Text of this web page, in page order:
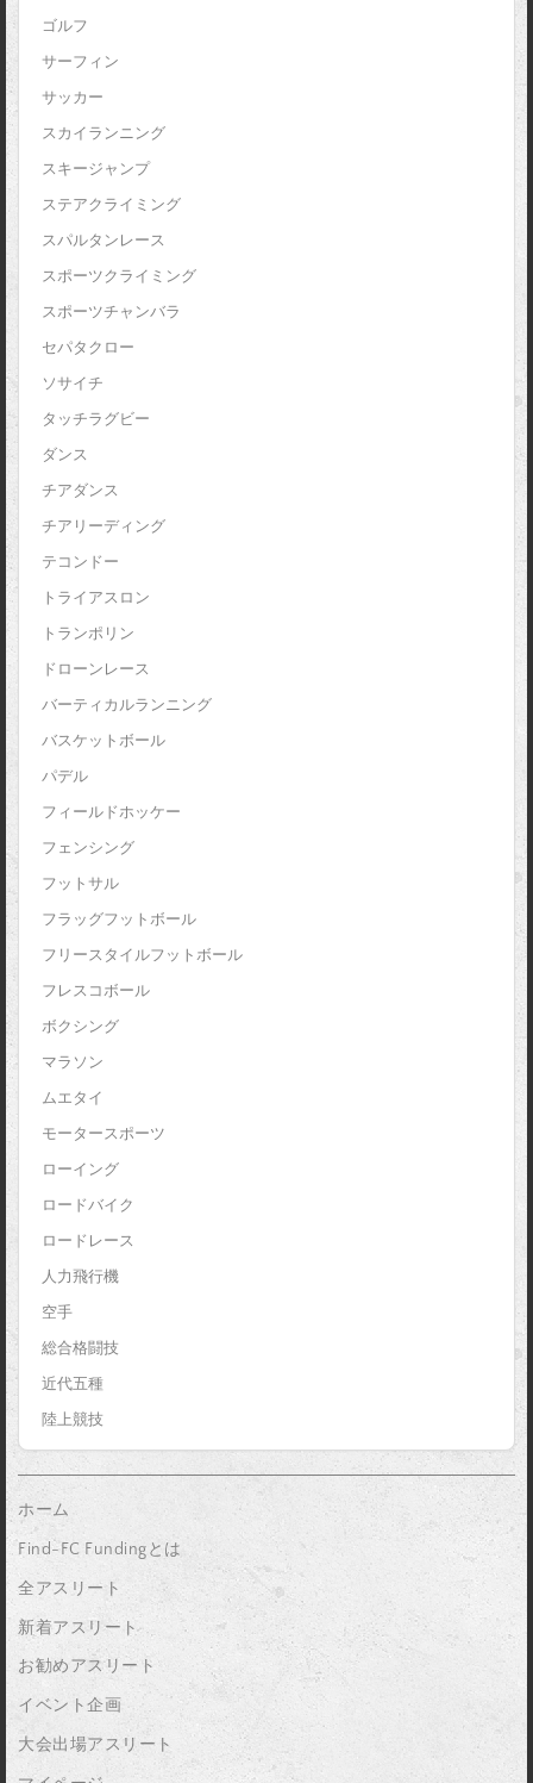
ゴルフ
サーフィン
サッカー
スカイランニング
スキージャンプ
ステアクライミング
スパルタンレース
スポーツクライミング
スポーツチャンバラ
セパタクロー
ソサイチ
タッチラグビー
ダンス
チアダンス
チアリーディング
テコンドー
トライアスロン
トランポリン
ドローンレース
バーティカルランニング
バスケットボール
パデル
フィールドホッケー
フェンシング
フットサル
フラッグフットボール
フリースタイルフットボール
フレスコボール
ボクシング
マラソン
ムエタイ
モータースポーツ
ローイング
ロードバイク
ロードレース
人力飛行機
空手
総合格闘技
近代五種
陸上競技
ホーム
Find-FC Fundingとは
全アスリート
新着アスリート
お勧めアスリート
イベント企画
大会出場アスリート